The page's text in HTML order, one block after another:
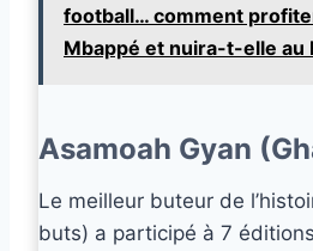
football… comment
Mbappé et nuira-t-elle au
Asamoah Gyan
Le meilleur buteur de
buts) a participé à 7